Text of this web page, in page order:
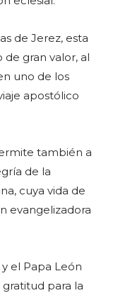
de Jerez, esta
gran valor, al
uno de los
apostólico
también a
de la
cuya vida de
evangelizadora
el Papa León
para la